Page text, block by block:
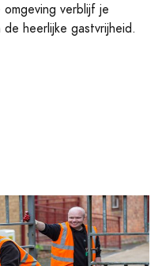
verblijf je
heerlijke gastvrijheid.